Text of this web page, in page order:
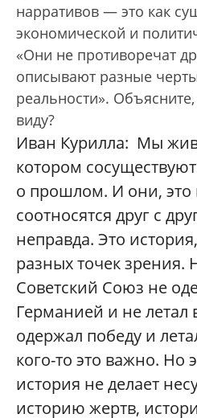
нарративов — это как
экономической и
«Они не противоречат
описывают разные
реальности».
виду?
Иван Курилла: Мы
котором
о прошлом. И они, это
соотносятся друг с
неправда. Это
разных точек зрения.
Советский Союз не
Германией и не летал
одержал победу и
кого-то это важно. Но
история не делает
историю жертв,